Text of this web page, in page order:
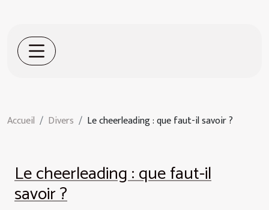
Accueil Divers Le cheerleading : que faut-il savoir ?
Le cheerleading : que faut-il
savoir ?